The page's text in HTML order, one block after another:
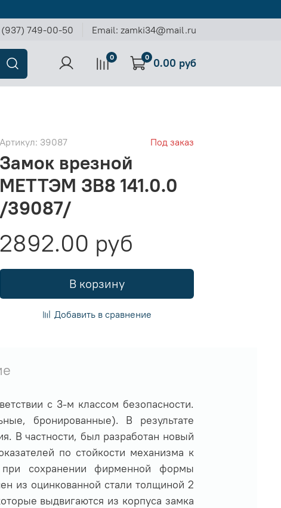
(937) 749-00-50 Email: zamki34@mail.ru
0 0 0.00 руб
Артикул: 39087 Под заказ
Замок врезной
МЕТТЭМ ЗВ8 141.0.0
/39087/
2892.00 руб
В корзину
Добавить в сравнение
с 3-м классом безопасности.
бронированные). В результате
В частности, был разработан новый
по стойкости механизма к
сохранении фирменной формы
из оцинкованной стали толщиной 2
выдвигаются из корпуса замка